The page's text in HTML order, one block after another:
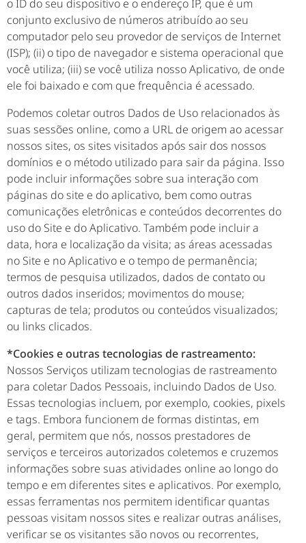
o ID do seu dispositivo e o endereço IP, que é um
conjunto exclusivo de números atribuído ao seu
computador pelo seu provedor de serviços de Internet
(ISP); (ii) o tipo de navegador e sistema operacional que
você utiliza; (iii) se você utiliza nosso Aplicativo, de onde
ele foi baixado e com que frequência é acessado.
Podemos coletar outros Dados de Uso relacionados às
suas sessões online, como a URL de origem ao acessar
nossos sites, os sites visitados após sair dos nossos
domínios e o método utilizado para sair da página. Isso
pode incluir informações sobre sua interação com
páginas do site e do aplicativo, bem como outras
comunicações eletrônicas e conteúdos decorrentes do
uso do Site e do Aplicativo. Também pode incluir a
data, hora e localização da visita; as áreas acessadas
no Site e no Aplicativo e o tempo de permanência;
termos de pesquisa utilizados, dados de contato ou
outros dados inseridos; movimentos do mouse;
capturas de tela; produtos ou conteúdos visualizados;
ou links clicados.
*Cookies e outras tecnologias de rastreamento:
Nossos Serviços utilizam tecnologias de rastreamento
para coletar Dados Pessoais, incluindo Dados de Uso.
Essas tecnologias incluem, por exemplo, cookies, pixels
e tags. Embora funcionem de formas distintas, em
geral, permitem que nós, nossos prestadores de
serviços e terceiros autorizados coletemos e cruzemos
informações sobre suas atividades online ao longo do
tempo e em diferentes sites e aplicativos. Por exemplo,
essas ferramentas nos permitem identificar quantas
pessoas visitam nossos sites e realizar outras análises,
verificar se os visitantes são novos ou recorrentes,